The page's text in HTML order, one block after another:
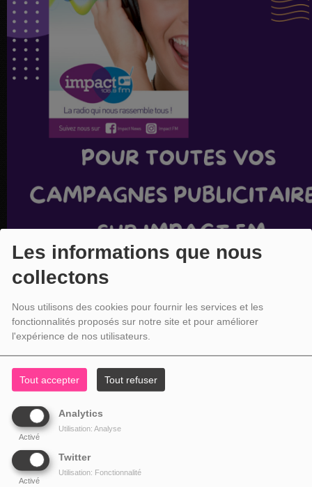
Les informations que nous
collectons
Nous utilisons des cookies pour fournir les services et les
fonctionnalités proposés sur notre site et pour améliorer
l'expérience de nos utilisateurs.
Tout accepter Tout refuser
Analytics
Activé
Utilisation: Analyse
Twitter
Activé
Utilisation: Fonctionnalité